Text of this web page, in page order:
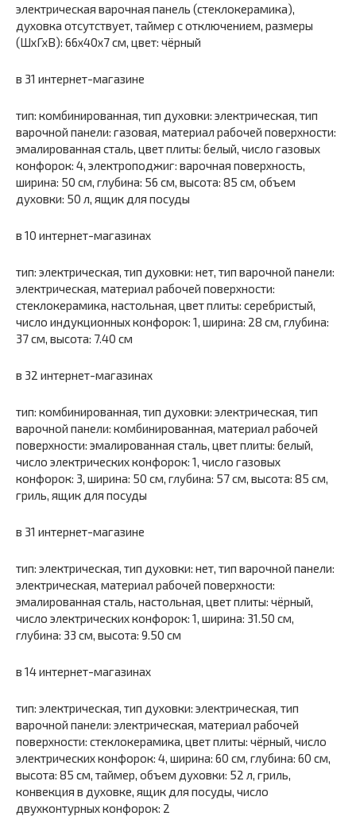
электрическая варочная панель (стеклокерамика),
духовка отсутствует, таймер с отключением, размеры
(ШхГхВ): 66x40x7 см, цвет: чёрный
в 31 интернет-магазине
тип: комбинированная, тип духовки: электрическая, тип
варочной панели: газовая, материал рабочей поверхности:
эмалированная сталь, цвет плиты: белый, число газовых
конфорок: 4, электроподжиг: варочная поверхность,
ширина: 50 см, глубина: 56 см, высота: 85 см, объем
духовки: 50 л, ящик для посуды
в 10 интернет-магазинах
тип: электрическая, тип духовки: нет, тип варочной панели:
электрическая, материал рабочей поверхности:
стеклокерамика, настольная, цвет плиты: серебристый,
число индукционных конфорок: 1, ширина: 28 см, глубина:
37 см, высота: 7.40 см
в 32 интернет-магазинах
тип: комбинированная, тип духовки: электрическая, тип
варочной панели: комбинированная, материал рабочей
поверхности: эмалированная сталь, цвет плиты: белый,
число электрических конфорок: 1, число газовых
конфорок: 3, ширина: 50 см, глубина: 57 см, высота: 85 см,
гриль, ящик для посуды
в 31 интернет-магазине
тип: электрическая, тип духовки: нет, тип варочной панели:
электрическая, материал рабочей поверхности:
эмалированная сталь, настольная, цвет плиты: чёрный,
число электрических конфорок: 1, ширина: 31.50 см,
глубина: 33 см, высота: 9.50 см
в 14 интернет-магазинах
тип: электрическая, тип духовки: электрическая, тип
варочной панели: электрическая, материал рабочей
поверхности: стеклокерамика, цвет плиты: чёрный, число
электрических конфорок: 4, ширина: 60 см, глубина: 60 см,
высота: 85 см, таймер, объем духовки: 52 л, гриль,
конвекция в духовке, ящик для посуды, число
двухконтурных конфорок: 2